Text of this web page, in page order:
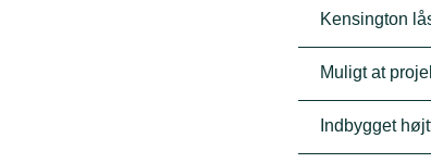
Kensington
Muligt at
Indbygget